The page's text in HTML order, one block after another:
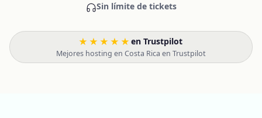
Sin límite de tickets
★★★★★ en Trustpilot·
Mejores hosting en Costa Rica en Trustpilot